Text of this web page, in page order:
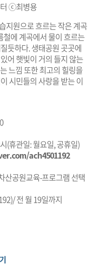
ⓒ최병용
지원으로 흐르는 작은 계곡
철에 계곡에서 물이 흐르는
듯하다. 생태공원 곳곳에
어 햇빛이 거의 들지 않는
느낌 또한 최고의 힐링을
시민들의 사랑을 받는 이
(휴관일: 월요일, 공휴일)
ach4501192
산공원교육-프로그램 선택
전 월 19일까지